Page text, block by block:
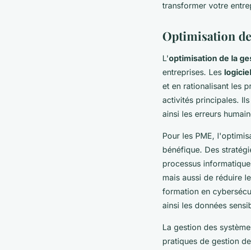
transformer votre
Optimisation
L'optimisation de la
entreprises. Les
et en rationalisant les
activités principales.
ainsi les erreurs
Pour les PME,
bénéfique. Des
processus
mais aussi de réduire
formation en
ainsi les données
La gestion des
pratiques de gestion